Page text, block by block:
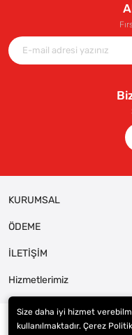
KURUMSAL
ÖDEME
İLETİŞİM
Hizmetlerimiz
Size daha iyi hizmet
kullanılmaktadır. Çerez